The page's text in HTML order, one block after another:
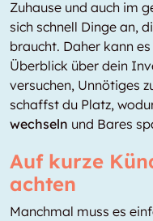
Zuhause und auch im
sich schnell Dinge an,
braucht. Daher kann
Überblick über dein
versuchen, Unnötiges
schaffst du Platz,
wechseln und Bares
Auf kurze
achten
Manchmal muss es